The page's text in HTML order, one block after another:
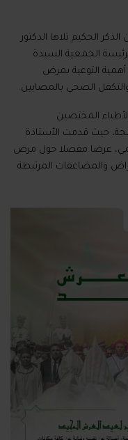
الحكيم تلاها الدكتور
الجمعية السيدة
أهمية التوعية بمرض
الصحي بالمصابين.
المختصين
حيث قدمت الأستاذة
عرضا مفصلا حول مرض
والمضاعفات المرتبطة